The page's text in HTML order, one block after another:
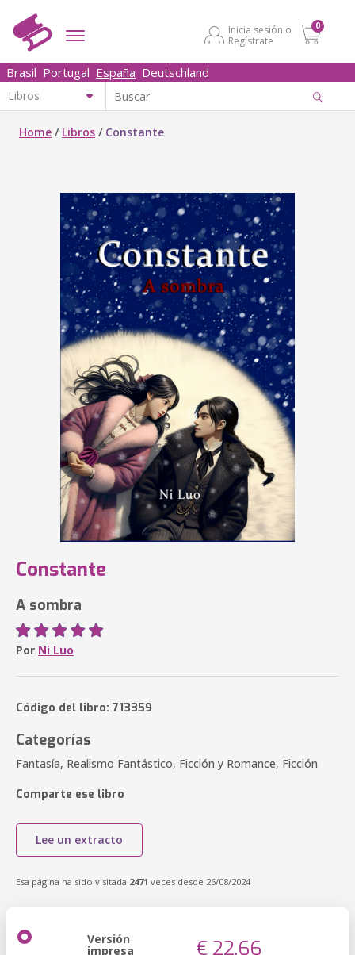
Inicia sesión o
Regístrate
0
Brasil Portugal España Deutschland
Home / Libros / Constante
Constante
A sombra
Por Ni Luo
Código del libro: 713359
Categorías
Fantasía, Realismo Fantástico, Ficción y Romance, Ficción
Comparte ese libro
Lee un extracto
Esa página ha sido visitada 2471 veces desde 26/08/2024
Versión
impresa € 22,66